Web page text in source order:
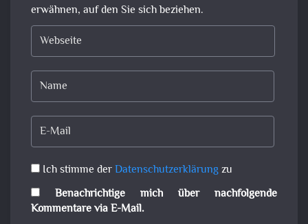
erwähnen, auf den Sie sich beziehen.
Ich stimme derDatenschutzerklärungzu
Benachrichtige mich über nachfolgende
Kommentare via E-Mail.